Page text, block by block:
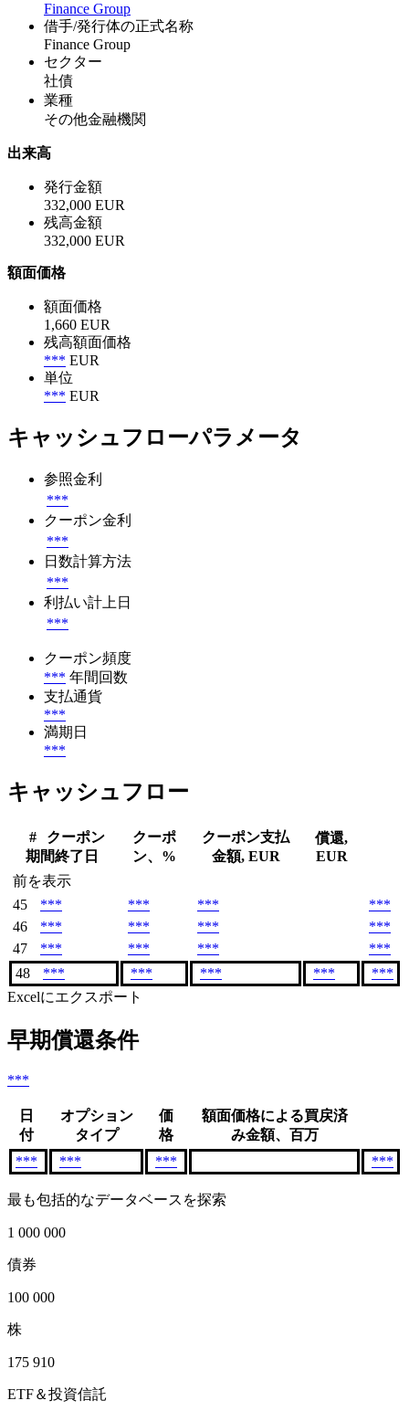
Finance Group
借手/発行体の正式名称
Finance Group
セクター
社債
業種
その他金融機関
出来高
発行金額
332,000 EUR
残高金額
332,000 EUR
額面価格
額面価格
1,660 EUR
残高額面価格
*** EUR
単位
*** EUR
キャッシュフローパラメータ
参照金利
***
クーポン金利
***
日数計算方法
***
利払い計上日
***
クーポン頻度
*** 年間回数
支払通貨
***
満期日
***
キャッシュフロー
#
クーポン
期間終了日
クーポ
ン、%
クーポン支払
金額, EUR
償還,
EUR
前を表示
45
*** *** ***
***
46
*** *** ***
***
47
*** *** ***
***
48
*** *** *** ***
***
Excelにエクスポート
早期償還条件
***
日
付
オプション
タイプ
価
格
額面価格による買戻済
み金額、百万
***
*** *** ***
最も包括的なデータベースを探索
1 000 000
債券
100 000
株
175 910
ETF＆投資信託